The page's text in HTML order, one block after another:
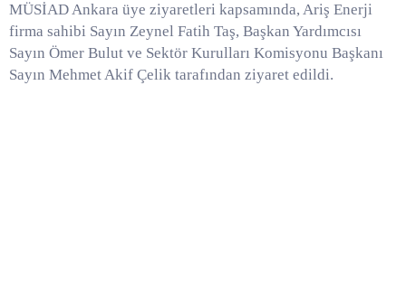
MÜSİAD Ankara üye ziyaretleri kapsamında, Ariş Enerji
firma sahibi Sayın Zeynel Fatih Taş, Başkan Yardımcısı
Sayın Ömer Bulut ve Sektör Kurulları Komisyonu Başkanı
Sayın Mehmet Akif Çelik tarafından ziyaret edildi.